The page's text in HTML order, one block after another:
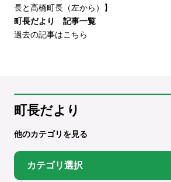
長と高橋町長（左から）】
町長だより 記事一覧
過去の記事はこちら
町長だより
他のカテゴリを見る
カテゴリ選択